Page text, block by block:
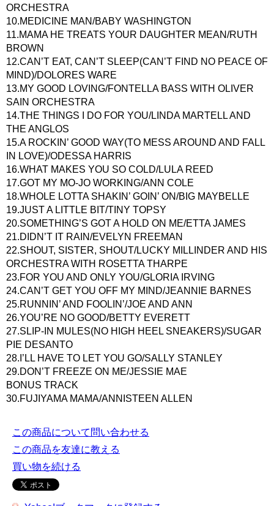
ORCHESTRA
10.MEDICINE MAN/BABY WASHINGTON
11.MAMA HE TREATS YOUR DAUGHTER MEAN/RUTH
BROWN
12.CAN’T EAT, CAN’T SLEEP(CAN’T FIND NO PEACE OF
MIND)/DOLORES WARE
13.MY GOOD LOVING/FONTELLA BASS WITH OLIVER
SAIN ORCHESTRA
14.THE THINGS I DO FOR YOU/LINDA MARTELL AND
THE ANGLOS
15.A ROCKIN’ GOOD WAY(TO MESS AROUND AND FALL
IN LOVE)/ODESSA HARRIS
16.WHAT MAKES YOU SO COLD/LULA REED
17.GOT MY MO-JO WORKING/ANN COLE
18.WHOLE LOTTA SHAKIN’ GOIN’ ON/BIG MAYBELLE
19.JUST A LITTLE BIT/TINY TOPSY
20.SOMETHING’S GOT A HOLD ON ME/ETTA JAMES
21.DIDN’T IT RAIN/EVELYN FREEMAN
22.SHOUT, SISTER, SHOUT/LUCKY MILLINDER AND HIS
ORCHESTRA WITH ROSETTA THARPE
23.FOR YOU AND ONLY YOU/GLORIA IRVING
24.CAN’T GET YOU OFF MY MIND/JEANNIE BARNES
25.RUNNIN’ AND FOOLIN’/JOE AND ANN
26.YOU’RE NO GOOD/BETTY EVERETT
27.SLIP-IN MULES(NO HIGH HEEL SNEAKERS)/SUGAR
PIE DESANTO
28.I’LL HAVE TO LET YOU GO/SALLY STANLEY
29.DON’T FREEZE ON ME/JESSIE MAE
BONUS TRACK
30.FUJIYAMA MAMA/ANNISTEEN ALLEN
この商品について問い合わせる
この商品を友達に教える
買い物を続ける